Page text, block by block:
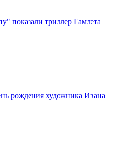
показали триллер Гамлета
рождения художника Ивана